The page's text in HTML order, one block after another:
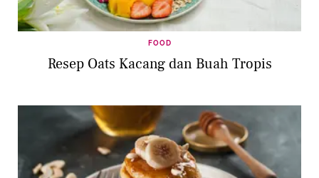
FOOD
Resep Oats Kacang dan Buah Tropis